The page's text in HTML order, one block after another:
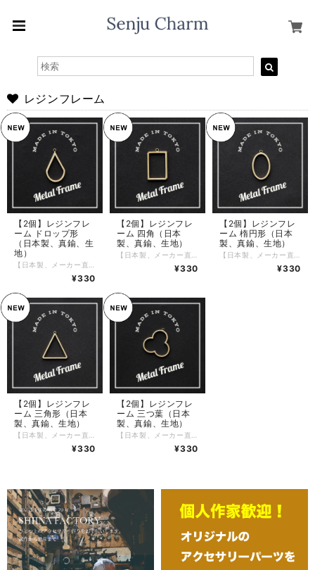
レジンフレーム
【2個】レジンフレ
ーム ドロップ形
（日本製、真鍮、生
地）
¥330
【2個】レジンフレ
ーム 四角（日本
製、真鍮、生地）
¥330
【2個】レジンフレ
ーム 楕円形（日本
製、真鍮、生地）
¥330
【2個】レジンフレ
ーム 三角形（日本
製、真鍮、生地）
¥330
【2個】レジンフレ
ーム 三つ葉（日本
製、真鍮、生地）
¥330